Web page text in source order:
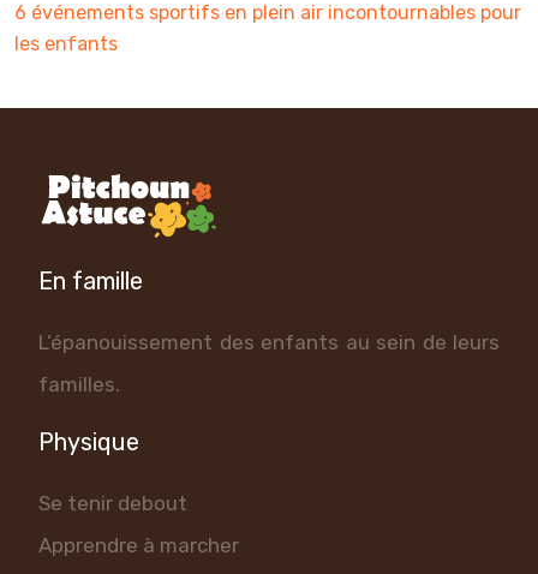
6 événements sportifs en plein air incontournables pour
les enfants
En famille
L’épanouissement des enfants au sein de leurs
familles.
Physique
Se tenir debout
Apprendre à marcher